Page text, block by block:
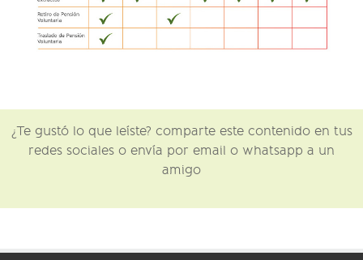
¿Te gustó lo que leíste? comparte este contenido en tus
redes sociales o envía por email o whatsapp a un
amigo